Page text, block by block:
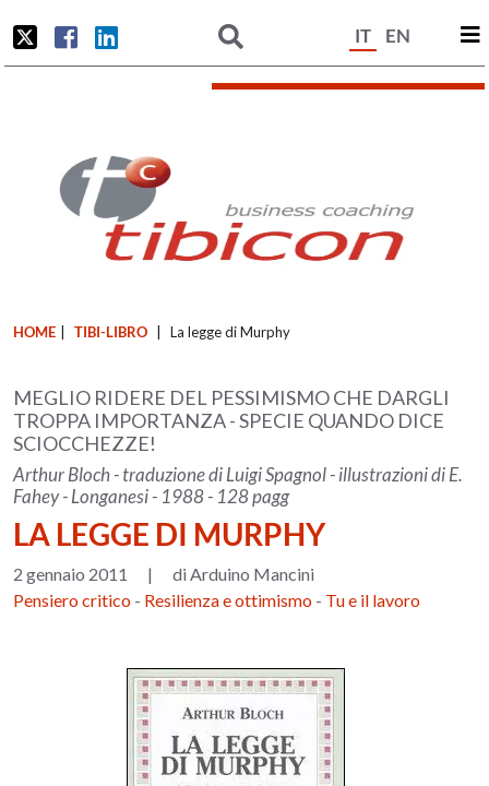
IT EN
HOME TIBI-LIBRO La legge di Murphy
MEGLIO RIDERE DEL PESSIMISMO CHE DARGLI
TROPPA IMPORTANZA - SPECIE QUANDO DICE
SCIOCCHEZZE!
Arthur Bloch - traduzione di Luigi Spagnol - illustrazioni di E.
Fahey - Longanesi - 1988 - 128 pagg
LA LEGGE DI MURPHY
2 gennaio 2011 |
di Arduino Mancini
Pensiero critico - Resilienza e ottimismo - Tu e il lavoro